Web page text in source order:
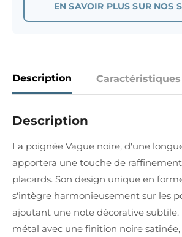
EN SAVOIR PLUS SUR NOS
Description Caractéristiques
Description
La poignée Vague noire, d'une
apportera une touche de
placards. Son design unique en
s'intègre harmonieusement sur les
ajoutant une note décorative subtile.
métal avec une finition noire